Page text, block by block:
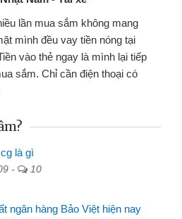
Tôi kinh doanh buôn bán nhỏ
nhiều lúc cần vốn nhập hàng,
đến website qua bạn bè giới
đã giải quyết được công việc
là gì
- 10
ngân hàng Bảo Việt hiện nay